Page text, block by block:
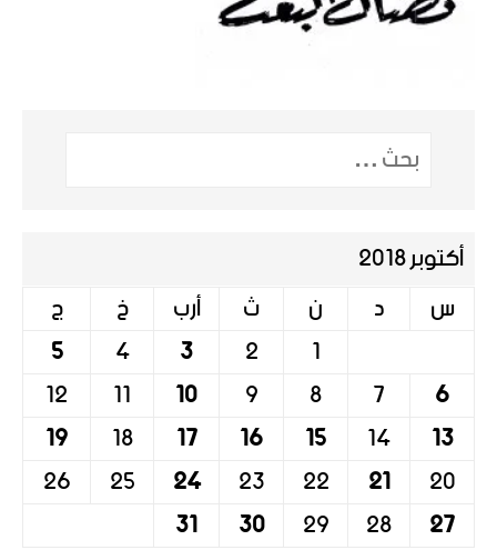
أكتوبر 2018
س
د ن ث أرب خ ج
1
2
3
4
5
6
7
8
9
10
11
12
13
14
15
16
17
18
19
20
21
22
23
24
25
26
27
28
29
30
31